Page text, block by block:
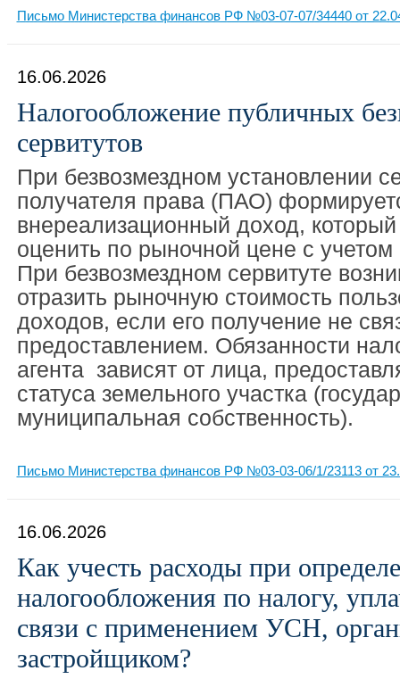
Письмо Министерства финансов РФ №03-07-07/34440 от
16.06.2026
Налогообложение публичных
сервитутов
При безвозмездном установлении
получателя права (ПАО)
внереализационный доход,
оценить по рыночной цене с
При безвозмездном сервитуте
отразить рыночную стоимость
доходов, если его получение не
предоставлением. Обязанности
агента зависят от лица,
статуса земельного участка
муниципальная собственность).
Письмо Министерства финансов РФ №03-03-06/1/23113 от
16.06.2026
Как учесть расходы при
налогообложения по налогу,
связи с применением УСН,
застройщиком?